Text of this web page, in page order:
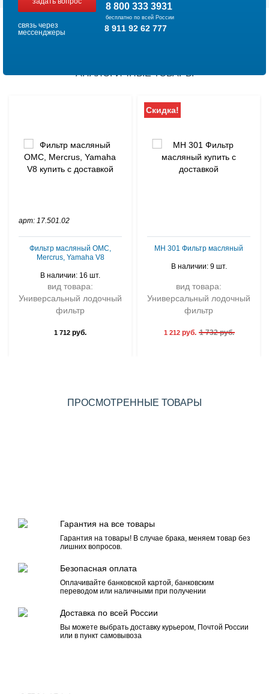
8 800 333 3931
бесплатно по всей России
связь через
мессенджеры
8 911 92 62 777
АНАЛОГИЧНЫЕ ТОВАРЫ
арт: 17.501.02
Фильтр масляный OMC,
Mercrus, Yamaha V8
В наличии: 16 шт.
вид товара:
Универсальный лодочный
фильтр
1 712 руб.
Скидка!
MH 301 Фильтр масляный
В наличии: 9 шт.
вид товара:
Универсальный лодочный
фильтр
1 212руб. 1 732 руб.
ПРОСМОТРЕННЫЕ ТОВАРЫ
Гарантия на все товары
Гарантия на товары! В случае брака, меняем товар без
лишних вопросов.
Безопасная оплата
Оплачивайте банковской картой, банковским
переводом или наличными при получении
Доставка по всей России
Вы можете выбрать доставку курьером, Почтой России
или в пункт самовывоза